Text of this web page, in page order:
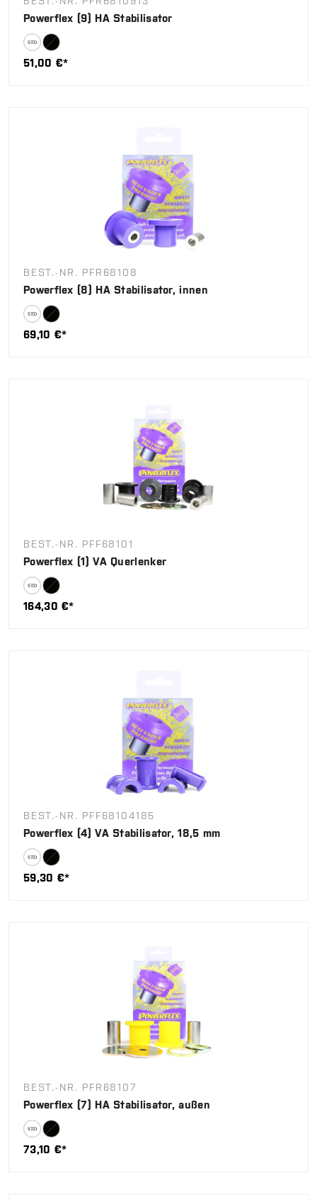
Powerflex (9) HA Stabilisator
51,00 €*
BEST.-NR. PFR68108
Powerflex (8) HA Stabilisator, innen
69,10 €*
BEST.-NR. PFF68101
Powerflex (1) VA Querlenker
164,30 €*
BEST.-NR. PFF68104185
Powerflex (4) VA Stabilisator, 18,5 mm
59,30 €*
BEST.-NR. PFR68107
Powerflex (7) HA Stabilisator, außen
73,10 €*